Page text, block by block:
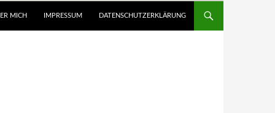
MICH IMPRESSUM DATENSCHUTZERKLÄRUNG